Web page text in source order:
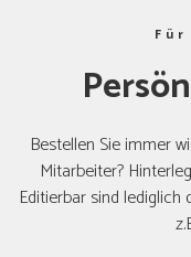
Bestellen Sie immer
Mitarbeiter?
Editierbar sind